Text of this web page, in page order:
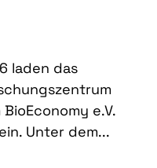
laden das
e.V.
Unter dem...